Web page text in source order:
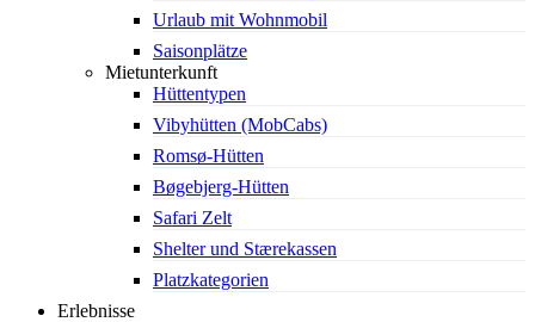
Urlaub mit Wohnmobil
Saisonplätze
Mietunterkunft
Hüttentypen
Vibyhütten (MobCabs)
Romsø-Hütten
Bøgebjerg-Hütten
Safari Zelt
Shelter und Stærekassen
Platzkategorien
Erlebnisse